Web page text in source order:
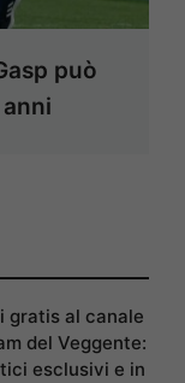
può
gratis al canale
del Veggente:
esclusivi e in